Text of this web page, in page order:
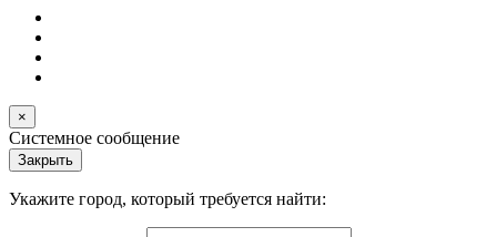
×
Системное сообщение
Закрыть
Укажите город, который требуется найти: